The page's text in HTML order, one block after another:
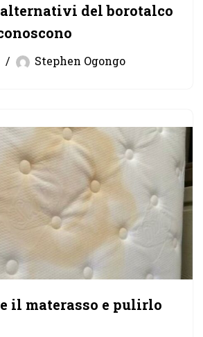
del borotalco
Stephen Ogongo
il materasso e pulirlo